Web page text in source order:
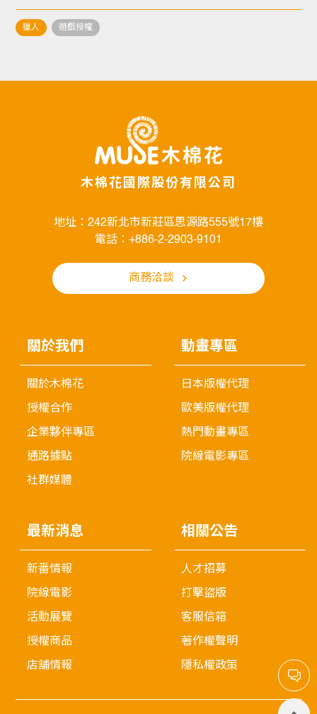
獵人 遊戲授權
木棉花國際股份有限公司
地址：242新北市新莊區思源路555號17樓
電話：+886-2-2903-9101
商務洽談
關於我們
關於木棉花
授權合作
企業夥伴專區
通路據點
社群媒體
動畫專區
日本版權代理
歐美版權代理
熱門動畫專區
院線電影專區
最新消息
新番情報
院線電影
活動展覽
授權商品
店舖情報
相關公告
人才招募
打擊盜版
客服信箱
著作權聲明
隱私權政策